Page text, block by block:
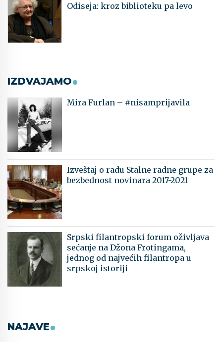
Odiseja: kroz biblioteku pa levo
IZDVAJAMO
Mira Furlan – #nisamprijavila
Izveštaj o radu Stalne radne grupe za
bezbednost novinara 2017-2021
Srpski filantropski forum oživljava
sećanje na Džona Frotingama,
jednog od najvećih filantropa u
srpskoj istoriji
NAJAVE